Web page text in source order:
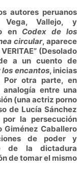
autores peruanos
Vallejo, y
en Codex de los
circular, aparece
(Desolado
a un cuento de
los encantos, inicias
otra parte, en
analogía entre una
(una actriz porno
de Lucía Sánchez
la persecución
Caballero
de poder y
de la dictadura
de tomar el mismo